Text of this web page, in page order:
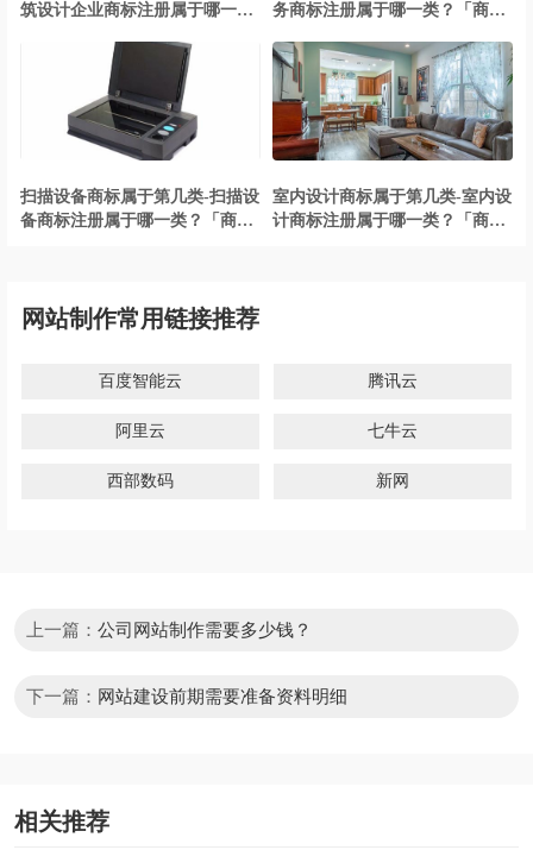
筑设计企业商标注册属于哪一
务商标注册属于哪一类？「商标
扫描设备商标属于第几类-扫描设
备商标注册属于哪一类？「商标
室内设计商标属于第几类-室内设
计商标注册属于哪一类？「商标
网站制作常用链接推荐
百度智能云 腾讯云
阿里云 七牛云
西部数码 新网
上一篇： 公司网站制作需要多少钱？
下一篇： 网站建设前期需要准备资料明细
相关推荐